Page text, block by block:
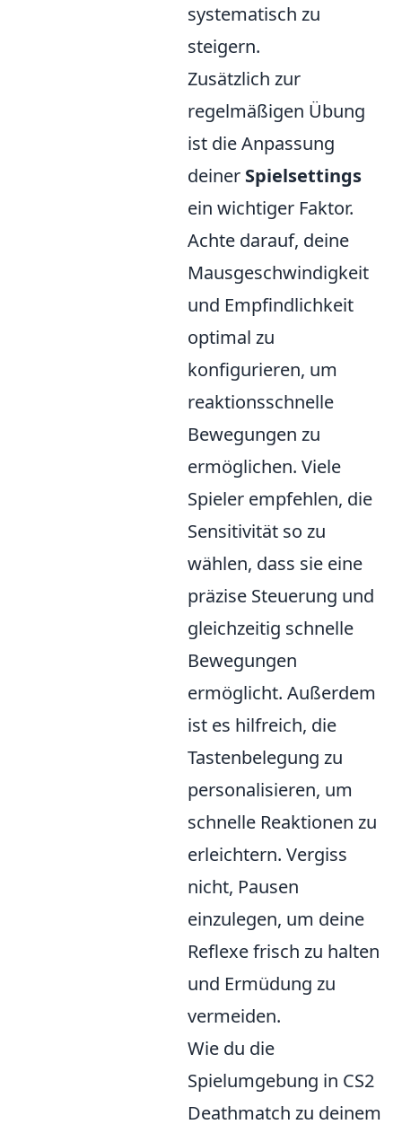
systematisch zu
steigern.
Zusätzlich zur
regelmäßigen Übung
ist die Anpassung
deiner Spielsettings
ein wichtiger Faktor.
Achte darauf, deine
Mausgeschwindigkeit
und Empfindlichkeit
optimal zu
konfigurieren, um
reaktionsschnelle
Bewegungen zu
ermöglichen. Viele
Spieler empfehlen, die
Sensitivität so zu
wählen, dass sie eine
präzise Steuerung und
gleichzeitig schnelle
Bewegungen
ermöglicht. Außerdem
ist es hilfreich, die
Tastenbelegung zu
personalisieren, um
schnelle Reaktionen zu
erleichtern. Vergiss
nicht, Pausen
einzulegen, um deine
Reflexe frisch zu halten
und Ermüdung zu
vermeiden.
Wie du die
Spielumgebung in CS2
Deathmatch zu deinem